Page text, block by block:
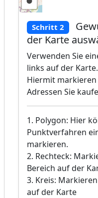
Schritt 2
der Karte
Verwenden Sie
links auf der Karte.
Hiermit markieren
Adressen Sie
1. Polygon: Hier
Punktverfahren
markieren.
2. Rechteck:
Bereich auf der
3. Kreis:
auf der Karte